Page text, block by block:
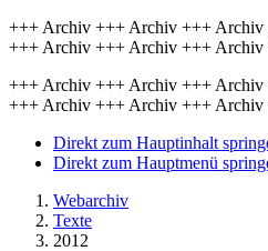
+++ Archiv +++ Archiv +++
+++ Archiv +++ Archiv +++
+++ Archiv +++ Archiv +++
+++ Archiv +++ Archiv +++
Direkt zum Hauptinhalt
Direkt zum Hauptmenü
Webarchiv
Texte
2012